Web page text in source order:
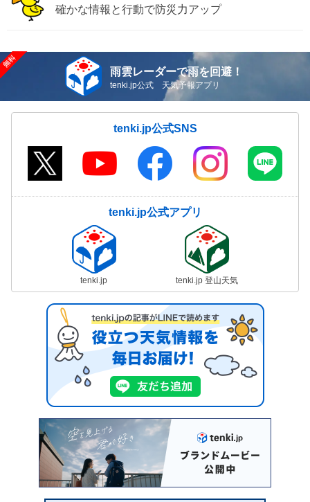
確かな情報と行動で防災力アップ
雨雲レーダーで雨を回避！
tenki.jp公式 天気予報アプリ
tenki.jp公式SNS
tenki.jp公式アプリ
tenki.jp tenki.jp 登山天気